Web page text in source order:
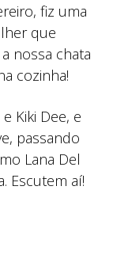
fiz uma
que
nossa chata
cozinha!
Kiki Dee, e
passando
Lana Del
Escutem aí!